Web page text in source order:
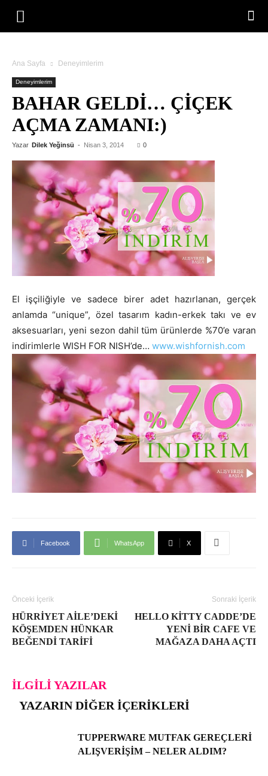
Ana Sayfa Deneyimlerim
Deneyimlerim
BAHAR GELDI… ÇIÇEK
AÇMA ZAMANI:)
Yazar Dilek Yeğinsü - Nisan 3, 2014 0
El işçiliğiyle ve sadece birer adet hazırlanan, gerçek
anlamda “unique”, özel tasarım kadın-erkek takı ve ev
aksesuarları, yeni sezon dahil tüm ürünlerde %70’e varan
indirimlerle WISH FOR NISH’de… www.wishfornish.com
Facebook WhatsApp X
Önceki İçerik
HÜRRIYET AILE’DEKI
KÖŞEMDEN HÜNKAR
BEĞENDI TARIFI
Sonraki İçerik
HELLO KITTY CADDE’DE
YENI BIR CAFE VE
MAĞAZA DAHA AÇTI
İLGILI YAZILAR
YAZARIN DIĞER İÇERIKLERI
TUPPERWARE MUTFAK GEREÇLERI
ALIŞVERIŞIM – NELER ALDIM?